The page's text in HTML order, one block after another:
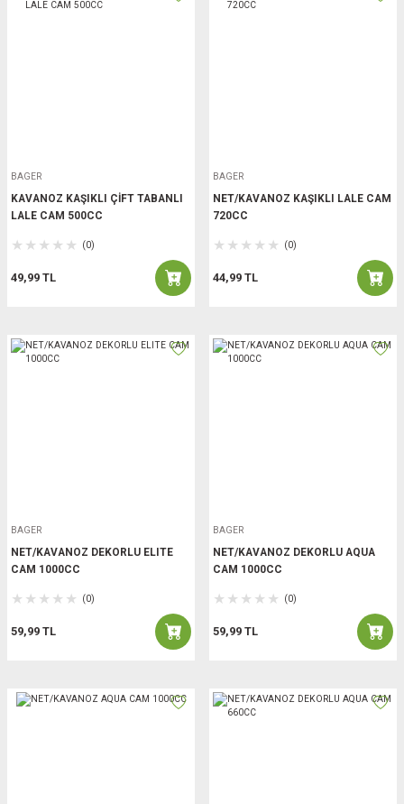
BAGER
KAVANOZ KAŞIKLI ÇİFT TABANLI
LALE CAM 500CC
(0)
49,99 TL
BAGER
NET/KAVANOZ KAŞIKLI LALE CAM
720CC
(0)
44,99 TL
BAGER
NET/KAVANOZ DEKORLU ELITE
CAM 1000CC
(0)
59,99 TL
BAGER
NET/KAVANOZ DEKORLU AQUA
CAM 1000CC
(0)
59,99 TL